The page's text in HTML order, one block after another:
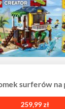
surferów na
259,99 zł